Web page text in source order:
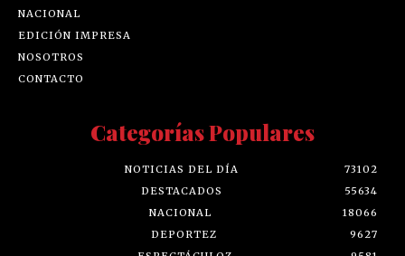
NACIONAL
EDICIÓN IMPRESA
NOSOTROS
CONTACTO
Categorías Populares
NOTICIAS DEL DÍA
73102
DESTACADOS
55634
NACIONAL
18066
DEPORTEZ
9627